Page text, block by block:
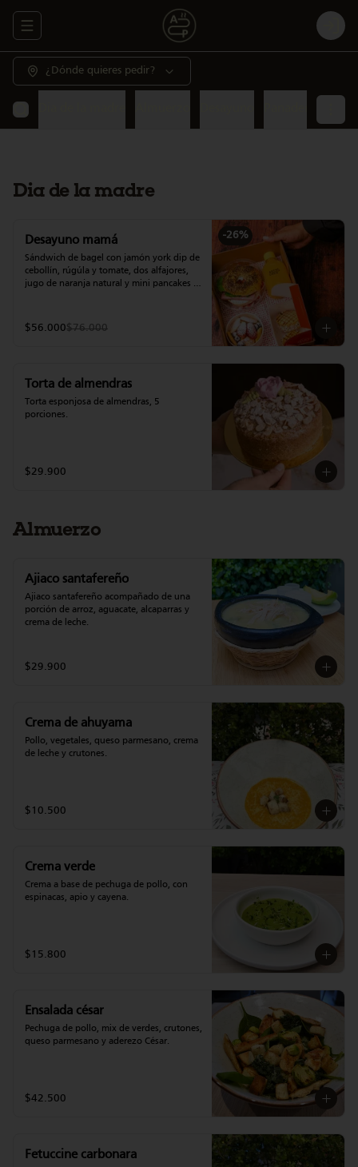
Abrir menu de navegación Login
¿Dónde quieres pedir?
Dia de la madre
-26%
Desayuno mamá
Sándwich de bagel con jamón york dip de
cebollín, rúgúla y tomate, dos alfajores,
jugo de naranja natural y mini pancakes
$56.000$76.000
Torta de almendras
Torta esponjosa de almendras, 5
porciones.
$29.900
Almuerzo
Ajiaco santafereño
Ajiaco santafereño acompañado de una
porción de arroz, aguacate, alcaparras y
crema de leche.
$29.900
Crema de ahuyama
Pollo, vegetales, queso parmesano, crema
de leche y crutones.
$10.500
Crema verde
Crema a base de pechuga de pollo, con
espinacas, apio y cayena.
$15.800
Ensalada césar
Pechuga de pollo, mix de verdes, crutones,
queso parmesano y aderezo César.
$42.500
Fetuccine carbonara